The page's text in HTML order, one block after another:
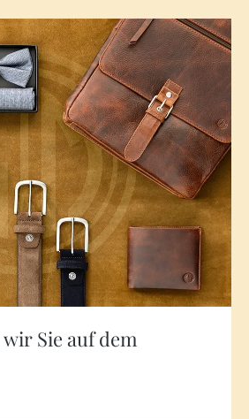
Sie auf dem